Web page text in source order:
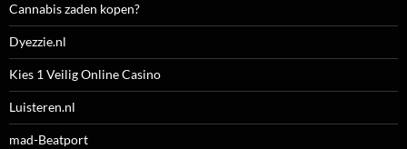
Cannabis zaden kopen?
Dyezzie.nl
Kies 1 Veilig Online Casino
Luisteren.nl
mad-Beatport